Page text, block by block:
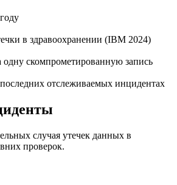
в здравоохранении (IBM 2024)
одну скомпрометированную запись
отслеживаемых инцидентах
случая утечек данных в
проверок.